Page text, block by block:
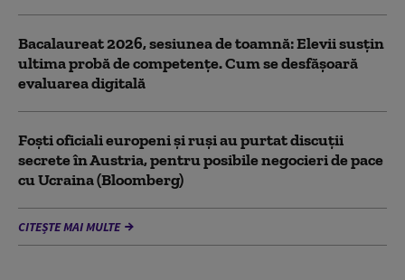
Bacalaureat 2026, sesiunea de toamnă: Elevii susțin
ultima probă de competențe. Cum se desfășoară
evaluarea digitală
Foști oficiali europeni și ruși au purtat discuții
secrete în Austria, pentru posibile negocieri de pace
cu Ucraina (Bloomberg)
CITEȘTE MAI MULTE